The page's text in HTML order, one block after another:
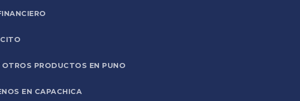
PRODUCTOS EN PUNO
EN CAPACHICA